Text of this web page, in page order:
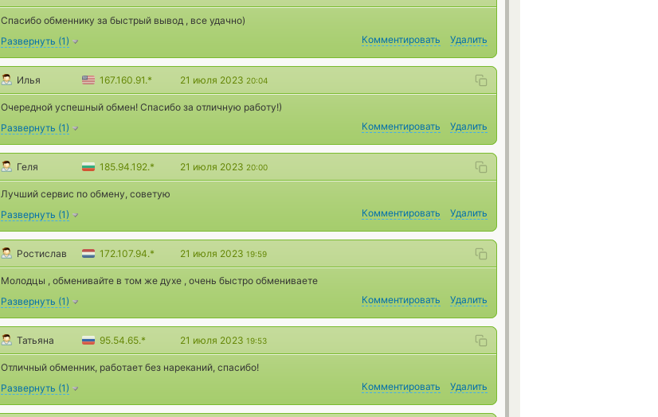
Спасибо обменнику за быстрый вывод , все удачно)
Развернуть (1) Комментировать Удалить
Илья 167.160.91.* 21 июля 2023 20:04
Очередной успешный обмен! Спасибо за отличную работу!)
Развернуть (1) Комментировать Удалить
Геля 185.94.192.* 21 июля 2023 20:00
Лучший сервис по обмену, советую
Развернуть (1) Комментировать Удалить
Ростислав 172.107.94.* 21 июля 2023 19:59
Молодцы , обменивайте в том же духе , очень быстро обмениваете
Развернуть (1) Комментировать Удалить
Татьяна 95.54.65.* 21 июля 2023 19:53
Отличный обменник, работает без нареканий, спасибо!
Развернуть (1) Комментировать Удалить